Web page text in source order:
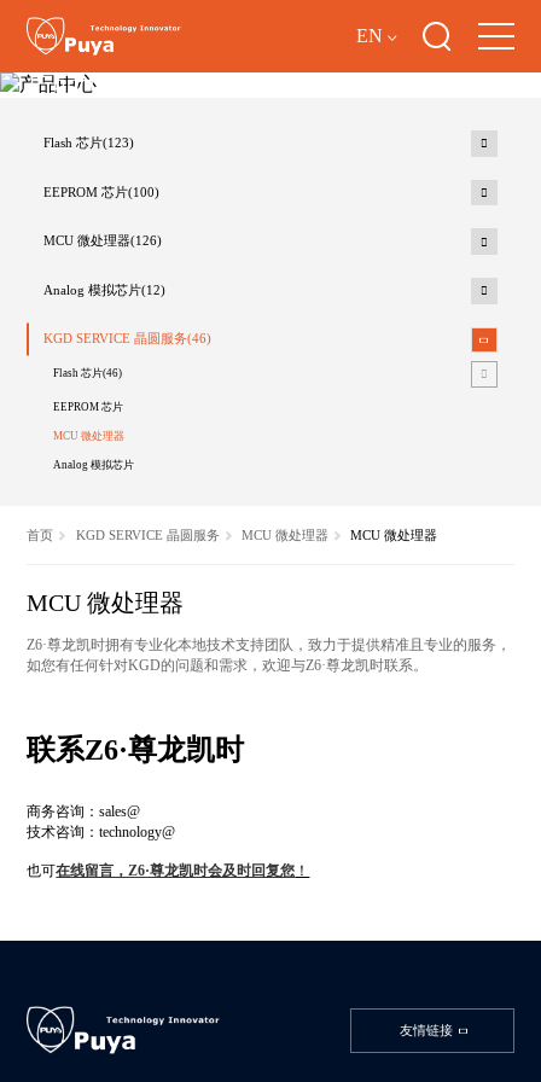
EN
产品中心
Flash 芯片(123)
EEPROM 芯片(100)
MCU 微处理器(126)
Analog 模拟芯片(12)
KGD SERVICE 晶圆服务(46)
Flash 芯片(46)
EEPROM 芯片
MCU 微处理器
Analog 模拟芯片
首页 KGD SERVICE 晶圆服务 MCU 微处理器 MCU 微处理器
MCU 微处理器
Z6·尊龙凯时拥有专业化本地技术支持团队，致力于提供精准且专业的服务，
如您有任何针对KGD的问题和需求，欢迎与Z6·尊龙凯时联系。
联系Z6·尊龙凯时
商务咨询：sales@
技术咨询：technology@
也可在线留言，Z6·尊龙凯时会及时回复您 ！
友情链接